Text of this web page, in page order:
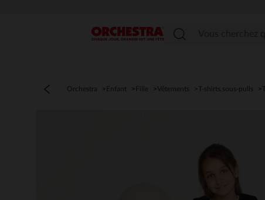
Menu
Orchestra Enfant Fille Vêtements T-shirts,sous-pulls